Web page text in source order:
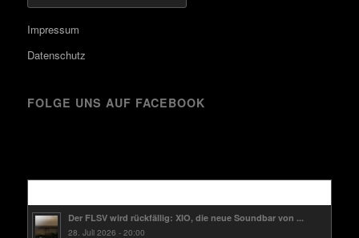
Impressum
Datenschutz
FOLGE UNS AUF FACEBOOK
Der FLSV wird rückfällig: XIO, die neue Soundbar von ...
28. Juli 2026 - 20:00